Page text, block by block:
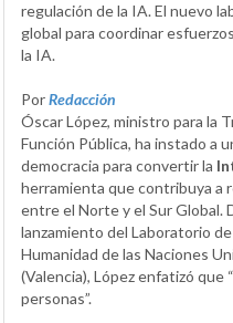
regulación de la IA. El nuevo
global para coordinar
la IA.
PorRedacción
Óscar López, ministro para la
Función Pública, ha instado a
democracia para convertir la
herramienta que contribuya a
entre el Norte y el Sur Global.
lanzamiento del Laboratorio
Humanidad de las Naciones
(Valencia), López enfatizó que
personas”.